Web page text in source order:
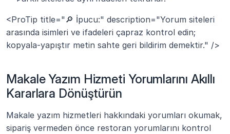
<ProTip title="🔎 İpucu:" description="Yorum siteleri
arasında isimleri ve ifadeleri çapraz kontrol edin;
kopyala-yapıştır metin sahte geri bildirim demektir." />
Makale Yazım Hizmeti Yorumlarını Akıllı
Kararlara Dönüştürün
Makale yazım hizmetleri hakkındaki yorumları okumak,
sipariş vermeden önce restoran yorumlarını kontrol